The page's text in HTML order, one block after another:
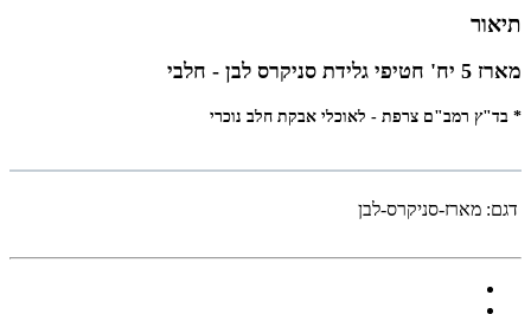
תיאור
מארז 5 יח' חטיפי גלידת סניקרס לבן - חלבי
* בד"ץ רמב"ם צרפת - לאוכלי אבקת חלב נוכרי
דגם: מארז-סניקרס-לבן